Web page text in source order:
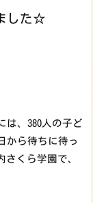
した☆
は、380人の子ど
から待ちに待っ
くら学園で、